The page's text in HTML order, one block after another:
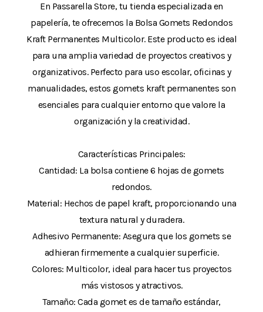
En Passarella Store, tu tienda especializada en
papelería, te ofrecemos la Bolsa Gomets Redondos
Kraft Permanentes Multicolor. Este producto es ideal
para una amplia variedad de proyectos creativos y
organizativos. Perfecto para uso escolar, oficinas y
manualidades, estos gomets kraft permanentes son
esenciales para cualquier entorno que valore la
organización y la creatividad.
Características Principales:
Cantidad: La bolsa contiene 6 hojas de gomets
redondos.
Material: Hechos de papel kraft, proporcionando una
textura natural y duradera.
Adhesivo Permanente: Asegura que los gomets se
adhieran firmemente a cualquier superficie.
Colores: Multicolor, ideal para hacer tus proyectos
más vistosos y atractivos.
Tamaño: Cada gomet es de tamaño estándar,